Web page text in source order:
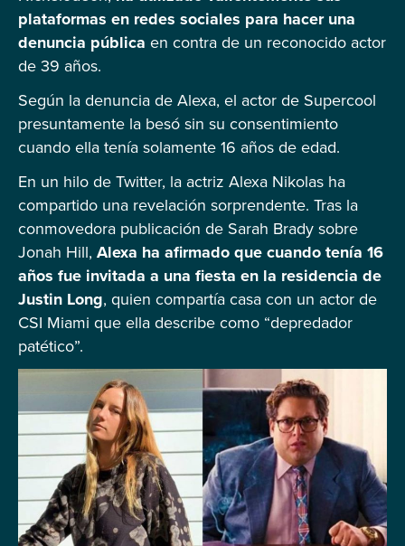
plataformas en redes sociales para hacer una
denuncia pública en contra de un reconocido actor
de 39 años.
Según la denuncia de Alexa, el actor de Supercool
presuntamente la besó sin su consentimiento
cuando ella tenía solamente 16 años de edad.
En un hilo de Twitter, la actriz Alexa Nikolas ha
compartido una revelación sorprendente. Tras la
conmovedora publicación de Sarah Brady sobre
Jonah Hill, Alexa ha afirmado que cuando tenía 16
años fue invitada a una fiesta en la residencia de
Justin Long, quien compartía casa con un actor de
CSI Miami que ella describe como “depredador
patético”.